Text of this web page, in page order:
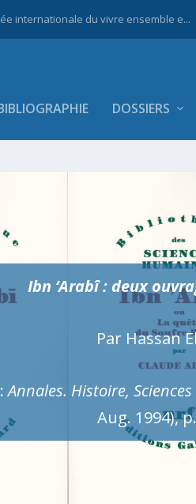
internationale du vivre ensemble e...
DOSSIERS
Ibn ‘Arabî : deux
Par Hassan
Annales. Histoire, Sciences
Aug. 1994),